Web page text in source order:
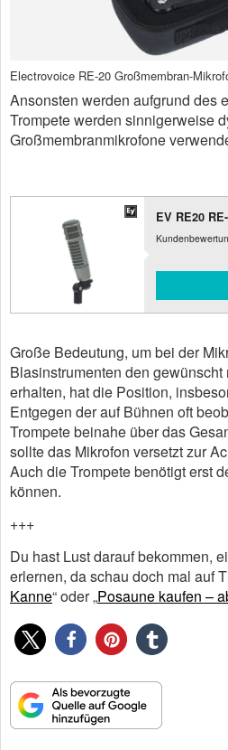
Electrovoice RE-20 Großmembran-
Ansonsten werden aufgrund des
Trompete werden sinnigerweise
Großmembranmikrofone
EV RE20
Große Bedeutung, um bei der
Blasinstrumenten den
erhalten, hat die Position,
Entgegen der auf Bühnen oft
Trompete beinahe über das
sollte das Mikrofon versetzt zur
Auch die Trompete benötigt erst
können.
+++
Du hast Lust darauf bekommen,
erlernen, da schau doch mal auf
Kanne“ oder „Posaune kaufen –